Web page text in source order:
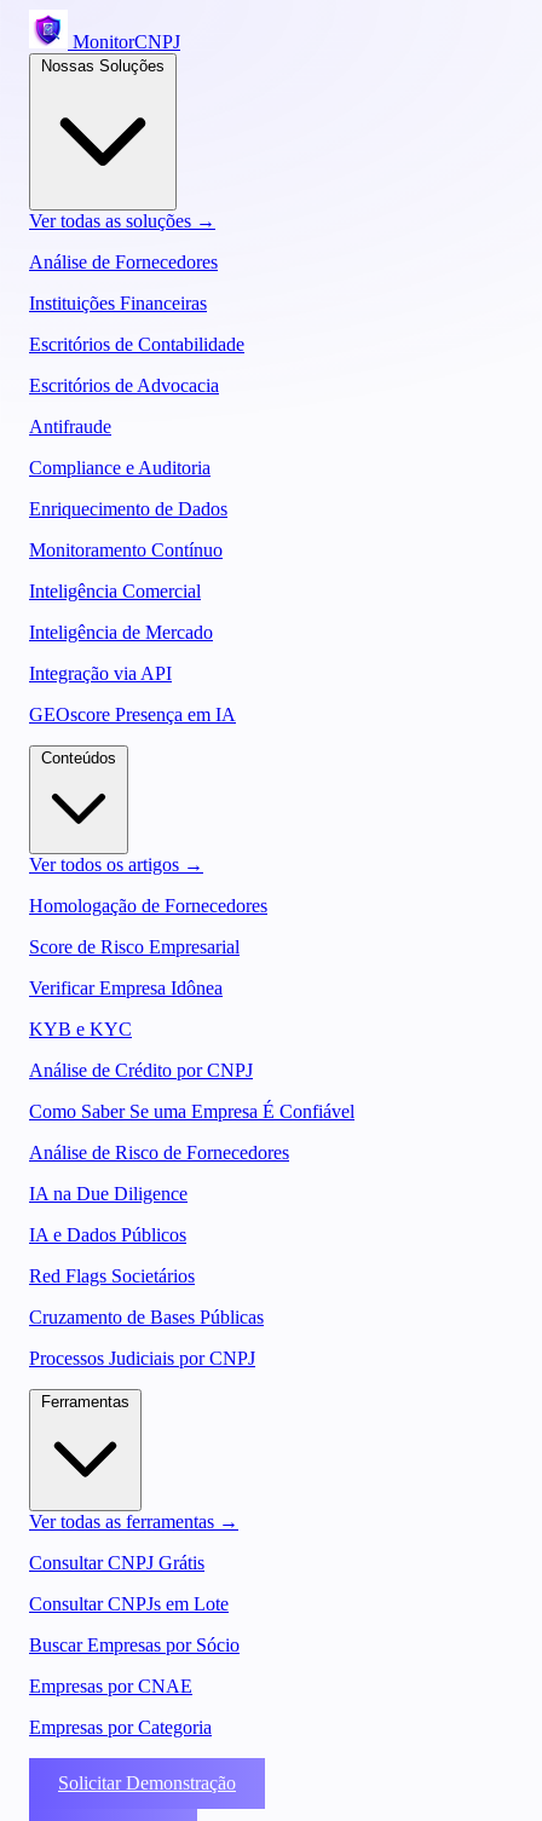
MonitorCNPJ
Ver todas as soluções →
Análise de Fornecedores
Instituições Financeiras
Escritórios de Contabilidade
Escritórios de Advocacia
Antifraude
Compliance e Auditoria
Enriquecimento de Dados
Monitoramento Contínuo
Inteligência Comercial
Inteligência de Mercado
Integração via API
GEOscore Presença em IA
Ver todos os artigos →
Homologação de Fornecedores
Score de Risco Empresarial
Verificar Empresa Idônea
KYB e KYC
Análise de Crédito por CNPJ
Como Saber Se uma Empresa É Confiável
Análise de Risco de Fornecedores
IA na Due Diligence
IA e Dados Públicos
Red Flags Societários
Cruzamento de Bases Públicas
Processos Judiciais por CNPJ
Ver todas as ferramentas →
Consultar CNPJ Grátis
Consultar CNPJs em Lote
Buscar Empresas por Sócio
Empresas por CNAE
Empresas por Categoria
Solicitar Demonstração